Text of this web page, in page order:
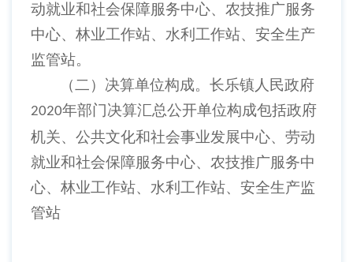
动就业和社会保障服务中心、农技推广服务
中心、林业工作站、水利工作站、安全生产
监管站。
（二）决算单位构成。长乐镇人民政府
2020年部门决算汇总公开单位构成包括政府
机关、公共文化和社会事业发展中心、劳动
就业和社会保障服务中心、农技推广服务中
心、林业工作站、水利工作站、安全生产监
管站